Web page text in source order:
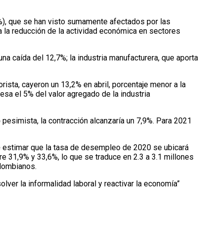
que se han visto sumamente afectados por las
reducción de la actividad económica en sectores
caída del 12,7%; la industria manufacturera, que aporta
cayeron un 13,2% en abril, porcentaje menor a la
el 5% del valor agregado de la industria
la contracción alcanzaría un 7,9%. Para 2021
que la tasa de desempleo de 2020 se ubicará
31,9% y 33,6%, lo que se traduce en 2.3 a 3.1 millones
la informalidad laboral y reactivar la economía”